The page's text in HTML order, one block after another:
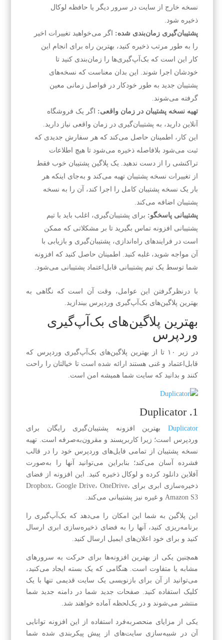
نسخه خارج از سایت در سرور دیگر یا حافظه لوکال
ذخیره شود.
پشتیبان‌گیری زمان‌بندی شده: اگر می‌خواهید تغییرات اخیر
را به طور مرتب ذخیره کنید، بهترین راه برای انجام این
کار این است که بک‌آپ‌گیری‌ها را زمان‌بندی کنید تا
خودشان اجرا شوند. این بدان معناست که نسخه‌های
پشتیبان جدید به طور خودکار در فواصل زمانی معین
گرفته می‌شوند.
تهیه نسخه پشتیبان در زمان واقعی: اگر یک فروشگاه
آنلاین دارید، به پشتیبان‌گیری در زمان واقعی نیاز دارید.
این کار، اطمینان حاصل می‌کند که هر سفارش جدیدی که
ثبت می‌شود بلافاصله ذخیره می‌شود تا هیچ اطلاعات
تراکنشی را از دست ندهید. یک پلاگین پشتیبان خوب فقط
از تغییرات نسخه پشتیبان تهیه می‌کند و به‌جای اینکه هر
بار یک نسخه پشتیبان کامل را اجرا کند، آن را به نسخه
پشتیبان اضافه می‌کند.
پشتیبانی پاسخگو: برای پشتیبان‌گیری، اغلب باید با تیم
پشتیبانی افزونه تماس بگیرید تا بر مشکلاتی که ممکن
است در فرایندهای راه‌اندازی، پشتیبان‌گیری و بازیابی با
آن مواجه شوید، غلبه کنید. اطمینان حاصل کنید که افزونه
شما توسط یک تیم پشتیبانی قابل‌اعتماد پشتیبانی می‌شود.
با درنظرگرفتن این عوامل، وقت آن است که نگاهی به
بهترین پلاگین‌های بک‌آپ‌گیری وردپرس بیندازید.
بهترین پلاگین‌های بک‌آپ‌گیری
وردپرس
در زیر ۱۰ تا از بهترین پلاگین‌های بک‌آپ‌گیری وردپرس که
قابل‌اعتماد و غنی هستند ارائه شده است تا خیالتان را راحت
کنند و بدانید که سایت شما همیشه امن است.
1. Duplicator
Duplicator بهترین افزونه پشتیبان‌گیری رایگان برای
وردپرس است؛ زیرا کاربرپسند و مقرون‌به‌صرفه است. تهیه
نسخه پشتیبان از تمامی فایل‌های وردپرس خود را در قالب
فشرده آسان می‌کند؛ بنابراین می‌توانید آنها را به‌صورت
آفلاین دانلود کرده و لوکال ذخیره کنید. این افزونه از فضای
ذخیره‌سازی ابری برای Dropbox، Google Drive، OneDrive،
Amazon S3 و غیره نیز پشتیبانی می‌کند.
این پلاگین به شما این امکان را می‌دهد که بک‌آپ‌گیری را
برنامه‌ریزی کنید، آنها را به فضای ذخیره‌سازی ابری ارسال
کنید و برای خود اعلان‌های ایمیل ارسال کنید.
همچنین یکی از بهترین افزونه‌ها برای حرکت به سرورهای
مشابه یا متفاوت است. هنگامی که یک بسته ایجاد می‌کنید،
می‌توانید از آن برای بازنویسی یک سایت قدیمی تنها با یک
کلیک استفاده کنید. صفحات جدید شما در دامنه جدید شما
منتشر می‌شوند و در یک‌لحظه آماده خواهند شد.
یکی از مزایای منحصربه‌فرد استفاده از این افزونه توانایی
آن در شبیه‌سازی سایت‌های از پیش پیکربندی شده شما